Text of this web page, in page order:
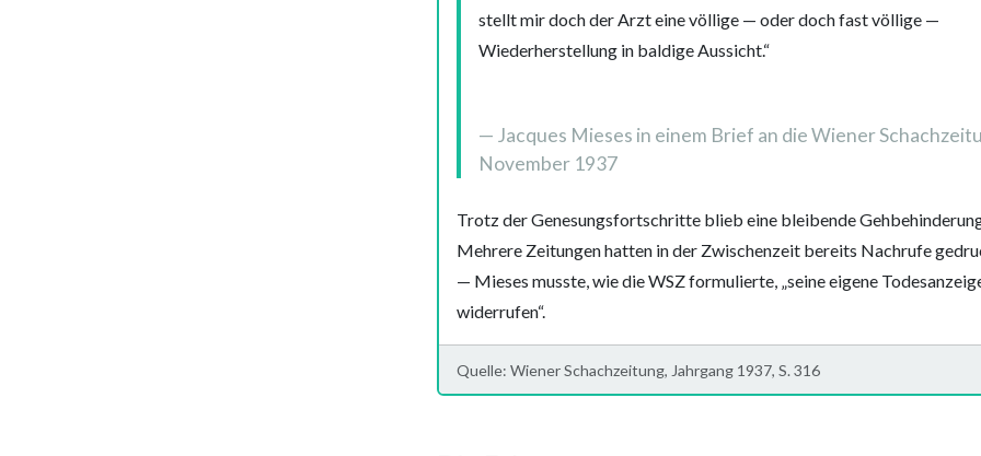
stellt mir doch der Arzt eine völlige — oder doch fast völlige —
Wiederherstellung in baldige Aussicht.“
Jacques Mieses in einem Brief an die Wiener
November 1937
Trotz der Genesungsfortschritte blieb eine bleibende
Mehrere Zeitungen hatten in der Zwischenzeit bereits Nachrufe
— Mieses musste, wie die WSZ formulierte, „seine eigene
widerrufen“.
Quelle: Wiener Schachzeitung, Jahrgang 1937, S. 316